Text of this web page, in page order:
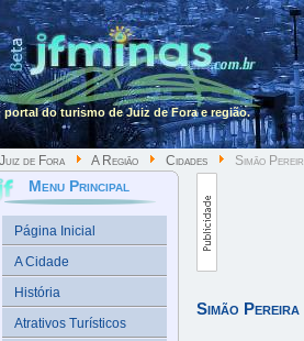
portal do turismo de Juiz de Fora e região.
Juiz de Fora A Região Cidades Simão
Menu Principal
Página Inicial
A Cidade
História
Atrativos Turísticos
Simão Pereira